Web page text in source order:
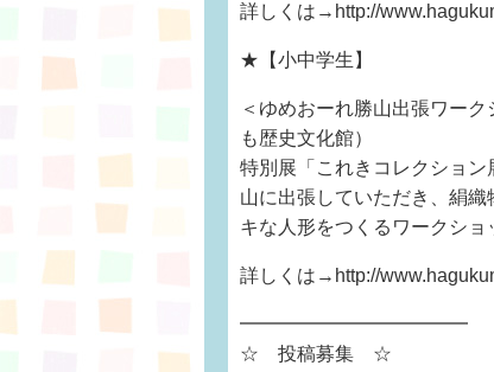
詳しくは→http://
★【小中学生】
＜ゆめおーれ勝山出張ワー
も歴史文化館）
特別展「これきコレクショ
山に出張していただき、絹
キな人形をつくるワークショ
詳しくは→http://
━━━━━━━━━━━━
☆ 投稿募集 ☆